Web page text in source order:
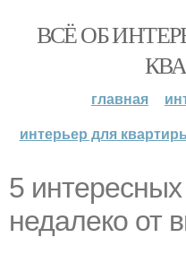
ВСЁ ОБ
главная
интерьер для
5
недалеко от